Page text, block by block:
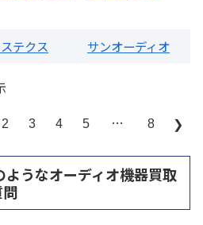
テクス サンオーディオ
2 3 4 5 … 8 ❯
うなオーディオ機器買取